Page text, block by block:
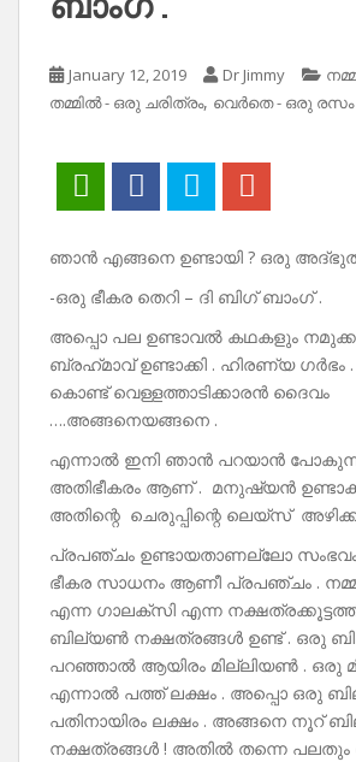
January 12, 2019 Dr Jimmy
തമ്മിൽ - ഒരു ചരിത്രം, വെർതെ - ഒരു രസം
ഞാൻ എങ്ങനെ ഉണ്ടായി ? ഒരു അദ്ഭുത
-ഒരു ഭീകര തെറി – ദി ബിഗ് ബാംഗ് .
അപ്പൊ പല ഉണ്ടാവൽ കഥകളും
ബ്രഹ്‌മാവ്‌ ഉണ്ടാക്കി . ഹിരണ്യ ഗർഭം
കൊണ്ട് വെള്ളത്താടിക്കാരൻ ദൈവം
….അങ്ങനെയങ്ങനെ .
എന്നാൽ ഇനി ഞാൻ പറയാൻ
അതിഭീകരം ആണ് . മനുഷ്യൻ
അതിന്റെ ചെരുപ്പിന്റെ ലെയ്സ്
പ്രപഞ്ചം ഉണ്ടായതാണല്ലോ
ഭീകര സാധനം ആണീ പ്രപഞ്ചം .
എന്ന ഗാലക്‌സി എന്ന
ബില്യൺ നക്ഷത്രങ്ങൾ ഉണ്ട് . ഒരു
പറഞ്ഞാൽ ആയിരം മില്ലിയൺ . ഒരു
എന്നാൽ പത്ത് ലക്ഷം . അപ്പൊ ഒരു
പതിനായിരം ലക്ഷം . അങ്ങനെ നൂറ്
നക്ഷത്രങ്ങൾ ! അതിൽ തന്നെ